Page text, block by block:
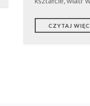
CZYTAJ